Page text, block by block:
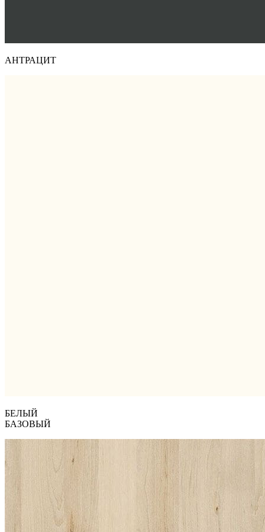
АНТРАЦИТ
БЕЛЫЙ
БАЗОВЫЙ